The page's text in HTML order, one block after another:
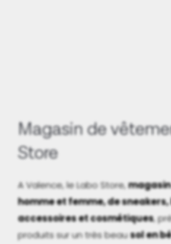
Magasin de
Store
A Valence, le Labo Store,
homme et femme, de
accessoires et cosmétiques,
produits sur un très beausol en